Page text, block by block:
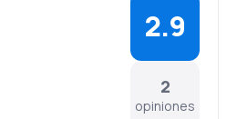
2
opiniones
2.9